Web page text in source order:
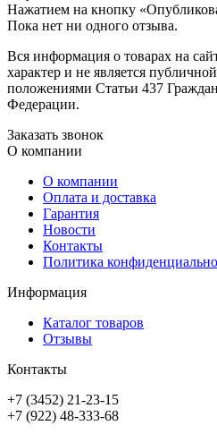
Нажатием на кнопку
Пока нет ни одного отзыва.
Вся информация о товарах на
характер и не является
положениями Статьи 437
Федерации.
Заказать звонок
О компании
О компании
Оплата и доставка
Гарантия
Новости
Контакты
Политика
Информация
Каталог товаров
Отзывы
Контакты
+7 (3452) 21-23-15
+7 (922) 48-333-68